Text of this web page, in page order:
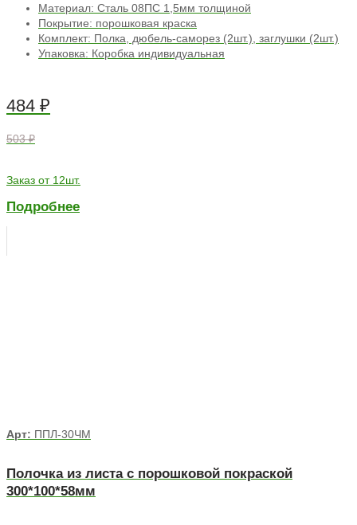
Материал: Сталь 08ПС 1,5мм толщиной
Покрытие: порошковая краска
Комплект: Полка, дюбель-саморез (2шт.), заглушки (2шт.)
Упаковка: Коробка индивидуальная
484 ₽
503 ₽
Заказ от 12шт.
Подробнее
Арт: ППЛ-30ЧМ
Полочка из листа с порошковой покраской
300*100*58мм